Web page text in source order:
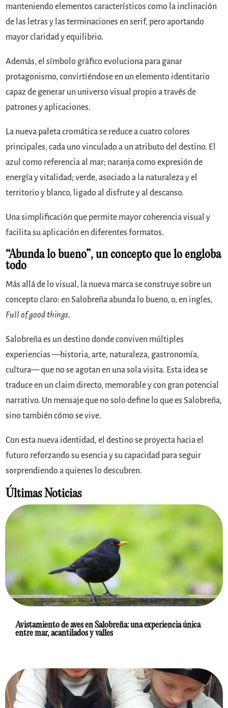
manteniendo elementos característicos como la inclinación
de las letras y las terminaciones en serif, pero aportando
mayor claridad y equilibrio.
Además, el símbolo gráfico evoluciona para ganar
protagonismo, convirtiéndose en un elemento identitario
capaz de generar un universo visual propio a través de
patrones y aplicaciones.
La nueva paleta cromática se reduce a cuatro colores
principales, cada uno vinculado a un atributo del destino. El
azul como referencia al mar; naranja como expresión de
energía y vitalidad; verde, asociado a la naturaleza y el
territorio y blanco, ligado al disfrute y al descanso.
Una simplificación que permite mayor coherencia visual y
facilita su aplicación en diferentes formatos.
“Abunda lo bueno”, un concepto que lo engloba
todo
Más allá de lo visual, la nueva marca se construye sobre un
concepto claro: en Salobreña abunda lo bueno, o, en ingles,
Full of good things.
Salobreña es un destino donde conviven múltiples
experiencias —historia, arte, naturaleza, gastronomía,
cultura— que no se agotan en una sola visita. Esta idea se
traduce en un claim directo, memorable y con gran potencial
narrativo. Un mensaje que no solo define lo que es Salobreña,
sino también cómo se vive.
Con esta nueva identidad, el destino se proyecta hacia el
futuro reforzando su esencia y su capacidad para seguir
sorprendiendo a quienes lo descubren.
Últimas Noticias
Avistamiento de aves en Salobreña: una experiencia única
entre mar, acantilados y valles